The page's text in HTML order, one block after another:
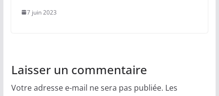
7 juin 2023
Laisser un commentaire
Votre adresse e-mail ne sera pas publiée. Les